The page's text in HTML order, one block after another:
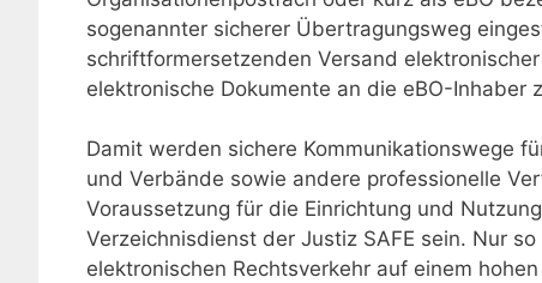
sogenannter sicherer Übertragungsweg
schriftformersetzenden Versand
elektronische Dokumente an die eBO-Inhaber
Damit werden sichere Kommunikationswege
und Verbände sowie andere professionelle
Voraussetzung für die Einrichtung und
Verzeichnisdienst der Justiz SAFE sein. Nur
elektronischen Rechtsverkehr auf einem